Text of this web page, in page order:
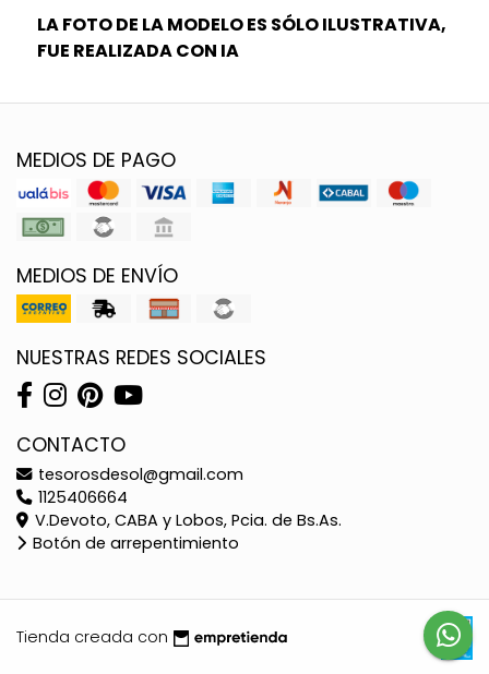
LA FOTO DE LA MODELO ES SÓLO ILUSTRATIVA,
FUE REALIZADA CON IA
MEDIOS DE PAGO
MEDIOS DE ENVÍO
NUESTRAS REDES SOCIALES
CONTACTO
tesorosdesol@gmail.com
1125406664
V.Devoto, CABA y Lobos, Pcia. de Bs.As.
Botón de arrepentimiento
Tienda creada con